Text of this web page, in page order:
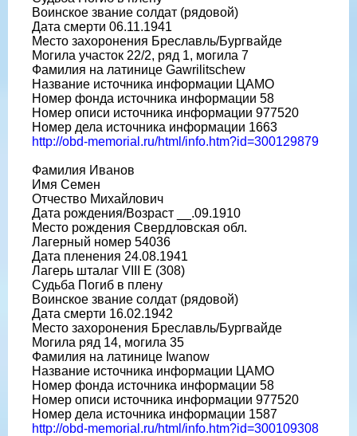
Воинское звание солдат (рядовой)
Дата смерти 06.11.1941
Место захоронения Бреславль/Бургвайде
Могила участок 22/2, ряд 1, могила 7
Фамилия на латинице Gawrilitschew
Название источника информации ЦАМО
Номер фонда источника информации 58
Номер описи источника информации 977520
Номер дела источника информации 1663
http://obd-memorial.ru/html/info.htm?id=300129879
Фамилия Иванов
Имя Семен
Отчество Михайлович
Дата рождения/Возраст __.09.1910
Место рождения Свердловская обл.
Лагерный номер 54036
Дата пленения 24.08.1941
Лагерь шталаг VIII E (308)
Судьба Погиб в плену
Воинское звание солдат (рядовой)
Дата смерти 16.02.1942
Место захоронения Бреславль/Бургвайде
Могила ряд 14, могила 35
Фамилия на латинице Iwanow
Название источника информации ЦАМО
Номер фонда источника информации 58
Номер описи источника информации 977520
Номер дела источника информации 1587
http://obd-memorial.ru/html/info.htm?id=300109308